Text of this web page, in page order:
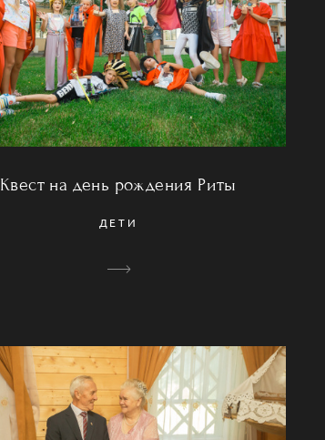
Квест на день рождения Риты
ДЕТИ